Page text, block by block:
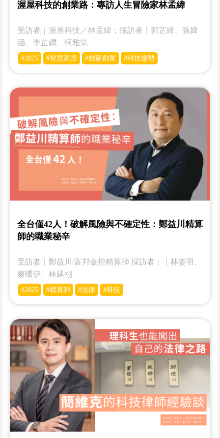
渥屋科技的創業路：專訪人生冒險家林孟緯
受訪者｜­­渥屋科技／林孟緯；採訪者｜郭芷綺、張媁
涵、李芷嫻、柯雅筑
#2025 #智慧家居 #創新創業 #科技趨勢
全台僅42人！破解風險與不確定性：鄭益川精算
師的職業秘辛
受訪者｜鄭益川/富邦金控精算師 採訪者；｜林姿羽、
蔡曛伊、林延栩
#2025 #精算師 #法律 #科技